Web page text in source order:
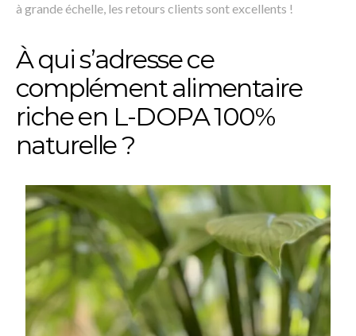
à grande échelle, les retours clients sont excellents !
À qui s’adresse ce
complément alimentaire
riche en L-DOPA 100%
naturelle ?